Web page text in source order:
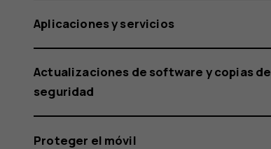
Aplicaciones y servicios
Actualizaciones de software y copias de
seguridad
Proteger el móvil